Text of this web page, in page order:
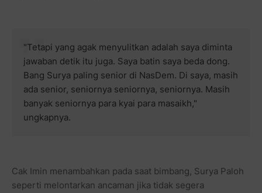
"Tetapi yang agak menyulitkan adalah saya diminta
jawaban detik itu juga. Saya batin saya beda dong.
Bang Surya paling senior di NasDem. Di saya, masih
ada senior, seniornya seniornya, seniornya. Masih
banyak seniornya para kyai para masaikh,"
ungkapnya.
Cak Imin menambahkan pada saat bimbang, Surya Paloh
seperti melontarkan ancaman jika tidak segera